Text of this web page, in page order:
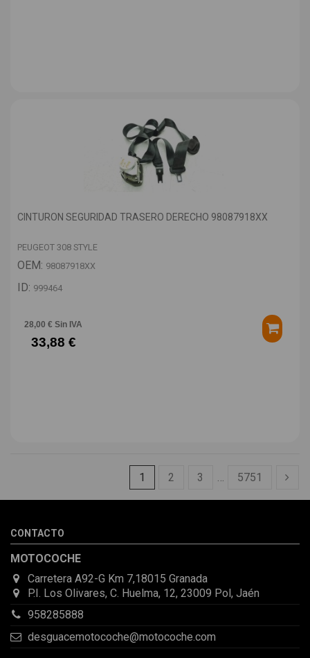
CINTURON SEGURIDAD TRASERO DERECHO 98087918XX
PEUGEOT 308 STYLE
OEM: 98087918XX
ID: 999464
28,00 € Sin IVA
33,88 €
1 2 3 … 5751
CONTACTO
MOTOCOCHE
Carretera A92-G Km 7,18015 Granada
P.I. Los Olivares, C. Huelma, 12, 23009 Pol, Jaén
958285888
desguacemotocoche@motocoche.com